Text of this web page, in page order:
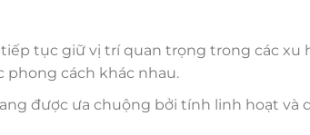
tục giữ vị trí quan trọng trong các xu
phong cách khác nhau.
được ưa chuộng bởi tính linh hoạt và